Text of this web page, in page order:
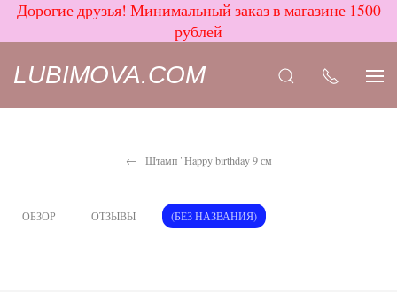
Дорогие друзья! Минимальный заказ в магазине 1500
рублей
LUBIMOVA.COM
Штамп "Happy birthday 9 см
ОБЗОР ОТЗЫВЫ (БЕЗ НАЗВАНИЯ)